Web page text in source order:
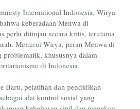
International Indonesia, Wirya
keberadaan Menwa di
perlu ditinjau secara kritis, terutama
Menurut Wirya, peran Menwa di
problematik, khususnya dalam
di Indonesia.
Baru, pelatihan dan pendidikan
alat kontrol sosial yang